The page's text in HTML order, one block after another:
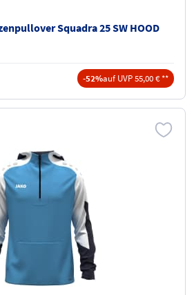
Squadra 25 SW HOOD
-52%auf UVP 55,00 € **